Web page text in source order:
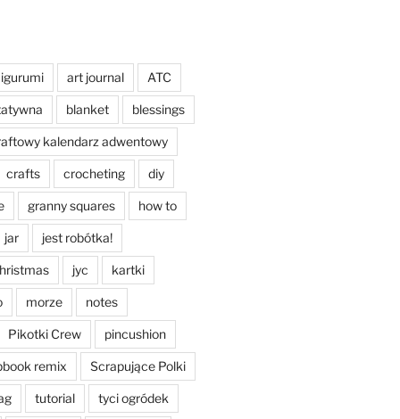
art journal ATC
blanket blessings
kalendarz adwentowy
crafts crocheting diy
granny squares how to
jar jest robótka!
jyc kartki
morze notes
Pikotki Crew pincushion
remix Scrapujące Polki
tutorial tyci ogródek